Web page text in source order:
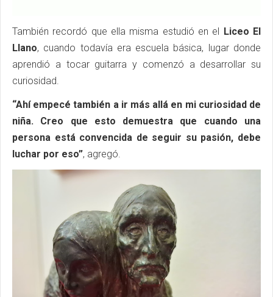
También recordó que ella misma estudió en el
Liceo El
Llano, cuando todavía era escuela básica, lugar donde
aprendió a tocar guitarra y comenzó a desarrollar su
curiosidad.
“Ahí empecé también a ir más allá en mi curiosidad de
niña. Creo que esto demuestra que cuando una
persona está convencida de seguir su pasión, debe
luchar por eso”, agregó.